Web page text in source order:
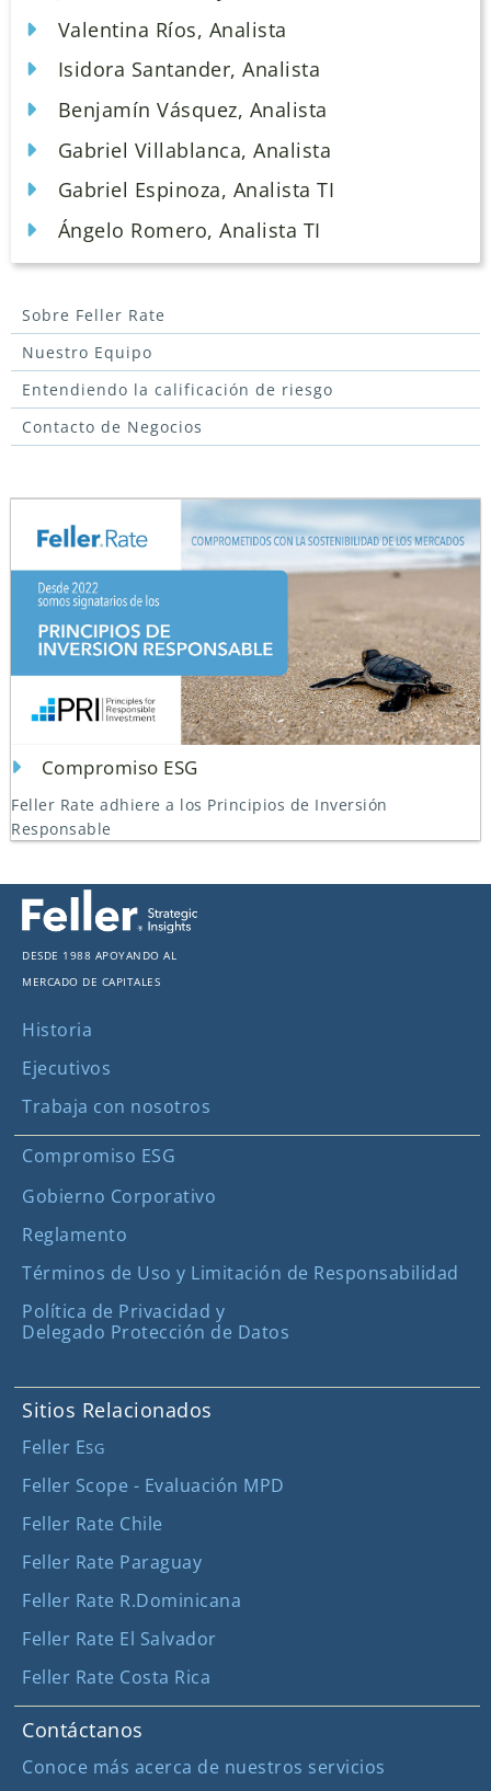
Valentina Ríos, Analista
Isidora Santander, Analista
Benjamín Vásquez, Analista
Gabriel Villablanca, Analista
Gabriel Espinoza, Analista TI
Ángelo Romero, Analista TI
Sobre Feller Rate
Nuestro Equipo
Entendiendo la calificación de riesgo
Contacto de Negocios
Compromiso ESG
Feller Rate adhiere a los Principios de Inversión
Responsable
Desde 1988 apoyando al
mercado de capitales
Historia
Ejecutivos
Trabaja con nosotros
Compromiso ESG
Gobierno Corporativo
Reglamento
Términos de Uso y Limitación de Responsabilidad
Política de Privacidad y
Delegado Protección de Datos
Sitios Relacionados
Feller ESG
Feller Scope - Evaluación MPD
Feller Rate Chile
Feller Rate Paraguay
Feller Rate R.Dominicana
Feller Rate El Salvador
Feller Rate Costa Rica
Contáctanos
Conoce más acerca de nuestros servicios